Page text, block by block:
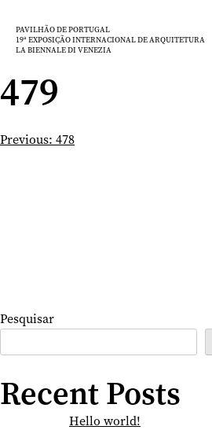
paraPAVILHÃO DE PORTUGAL
19ª EXPOSIÇÃO INTERNACIONAL DE ARQUITETURA
LA BIENNALE DI VENEZIA
479
Navegação
Previous: 478
Pesquisar
Recent Posts
Hello world!